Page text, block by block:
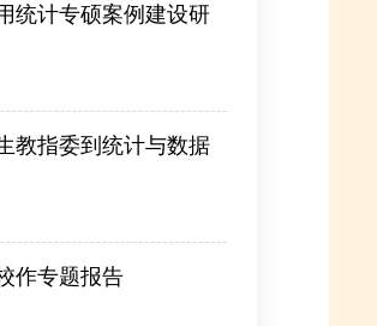
统计专硕案例建设研
教指委到统计与数据
作专题报告